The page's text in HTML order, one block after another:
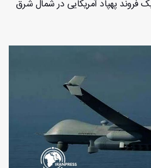
فروند پهپاد آمریکایی در شمال شرق